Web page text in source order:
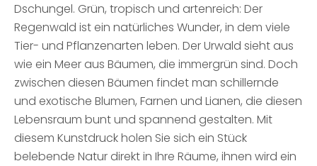
Dschungel. Grün, tropisch und artenreich: Der
Regenwald ist ein natürliches Wunder, in dem viele
Tier- und Pflanzenarten leben. Der Urwald sieht aus
wie ein Meer aus Bäumen, die immergrün sind. Doch
zwischen diesen Bäumen findet man schillernde
und exotische Blumen, Farnen und Lianen, die diesen
Lebensraum bunt und spannend gestalten. Mit
diesem Kunstdruck holen Sie sich ein Stück
belebende Natur direkt in Ihre Räume, ihnen wird ein